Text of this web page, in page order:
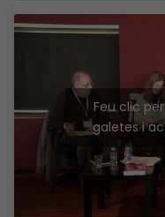
Feu clic
galetes i